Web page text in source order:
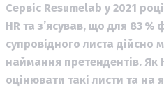
Сервіс Resumelab у 2021
HR та з’ясував, що для 83 %
супровідного листа дійсно
наймання претендентів. Як
оцінювати такі листи та на